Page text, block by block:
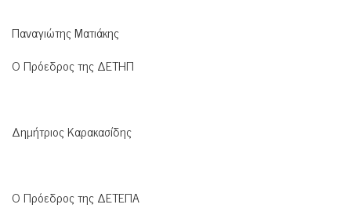
Παναγιώτης Ματιάκης
Ο Πρόεδρος της ΔΕΤΗΠ
Δημήτριος Καρακασίδης
Ο Πρόεδρος της ΔΕΤΕΠΑ